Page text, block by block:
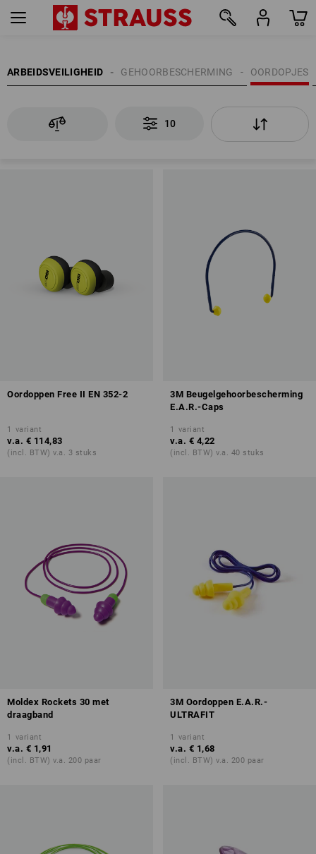
ARBEIDSVEILIGHEID OORDOPJES
GEHOORBESCHERMING
10
10
Oordoppen Free II EN 352-2
1 variant
v.a. € 114,83
(incl. BTW) v.a. 3 stuks
3M Beugelgehoorbescherming
E.A.R.-Caps
1 variant
v.a. € 4,22
(incl. BTW) v.a. 40 stuks
Moldex Rockets 30 met
draagband
1 variant
v.a. € 1,91
(incl. BTW) v.a. 200 paar
3M Oordoppen E.A.R.-
ULTRAFIT
1 variant
v.a. € 1,68
(incl. BTW) v.a. 200 paar